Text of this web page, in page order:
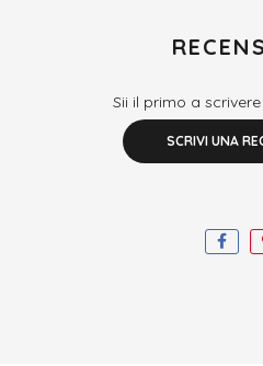
Sii il primo a
SCRIVI UNA